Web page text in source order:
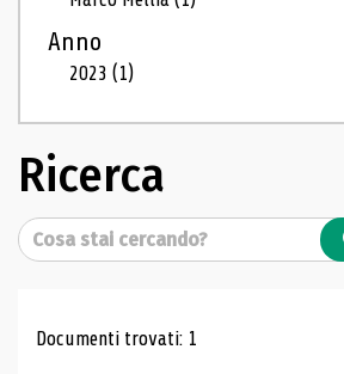
Anno
2023(1)
Ricerca
Cerca
Risultati di ricerca
Documenti trovati: 1